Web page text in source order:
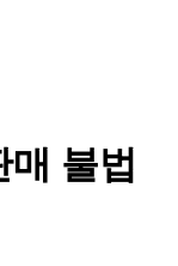
매 불법